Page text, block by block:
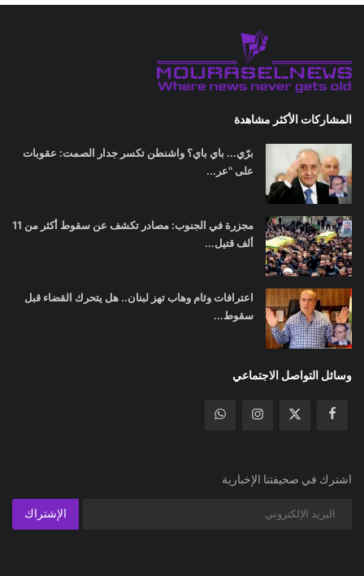
المشاركات الأكثر مشاهدة
برّي... باي باي؟ واشنطن تكسر جدار الصمت: عقوبات
على "عر...
مجزرة في الجنوب: مصادر تكشف عن سقوط أكثر من 11
ألف قتيل...
اعترافات وئام وهاب تهز لبنان.. هل يتحرك القضاء قبل
سقوط...
وسائل التواصل الاجتماعي
اشترك في صحيفتنا الإخبارية
الإشتراك